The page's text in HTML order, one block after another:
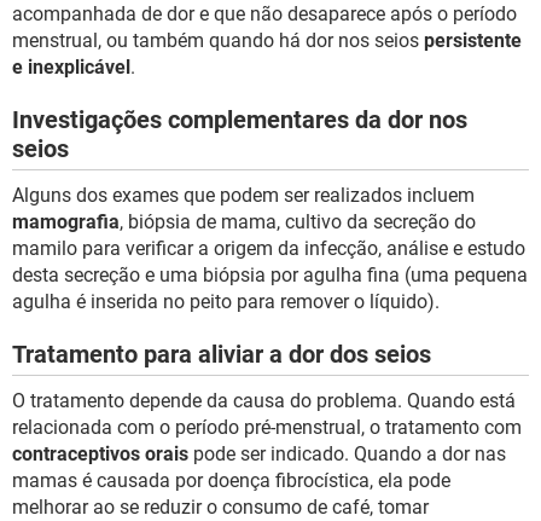
acompanhada de dor e que não desaparece após o período
menstrual, ou também quando há dor nos seios persistente
e inexplicável.
Investigações complementares da dor nos
seios
Alguns dos exames que podem ser realizados incluem
mamografia, biópsia de mama, cultivo da secreção do
mamilo para verificar a origem da infecção, análise e estudo
desta secreção e uma biópsia por agulha fina (uma pequena
agulha é inserida no peito para remover o líquido).
Tratamento para aliviar a dor dos seios
O tratamento depende da causa do problema. Quando está
relacionada com o período pré-menstrual, o tratamento com
contraceptivos orais pode ser indicado. Quando a dor nas
mamas é causada por doença fibrocística, ela pode
melhorar ao se reduzir o consumo de café, tomar